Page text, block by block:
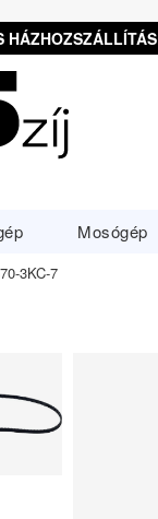
HÁZHOZSZÁLLÍTÁS
Mosógép
3KC-7